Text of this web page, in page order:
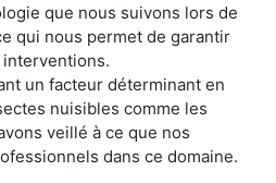
que nous suivons lors de
qui nous permet de garantir
un facteur déterminant en
nuisibles comme les
veillé à ce que nos
dans ce domaine.